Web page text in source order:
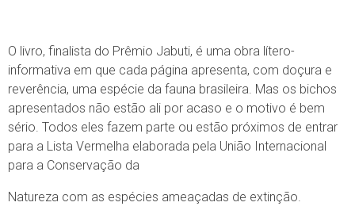
O livro, finalista do Prêmio Jabuti, é uma obra lítero-
informativa em que cada página apresenta, com doçura e
reverência, uma espécie da fauna brasileira. Mas os bichos
apresentados não estão ali por acaso e o motivo é bem
sério. Todos eles fazem parte ou estão próximos de entrar
para a Lista Vermelha elaborada pela União Internacional
para a Conservação da
Natureza com as espécies ameaçadas de extinção.